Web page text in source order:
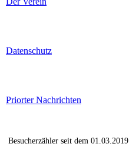
Datenschutz
Priorter Nachrichten
Besucherzähler seit dem 01.03.2019